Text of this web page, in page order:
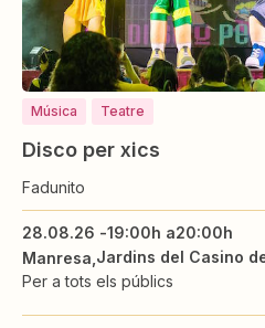
Música Teatre
Disco per xics
Fadunito
28.08.26 -19:00h a20:00h
Manresa Jardins del Casino
Per a tots els públics